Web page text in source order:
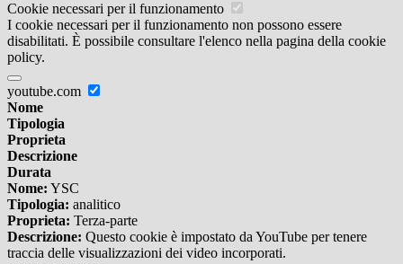
Cookie necessari per il funzionamento
I cookie necessari per il funzionamento non possono essere
disabilitati. È possibile consultare l'elenco nella pagina della cookie
policy.
youtube.com
Nome
Tipologia
Proprieta
Descrizione
Durata
Nome: YSC
Tipologia: analitico
Proprieta: Terza-parte
Descrizione: Questo cookie è impostato da YouTube per tenere
traccia delle visualizzazioni dei video incorporati.